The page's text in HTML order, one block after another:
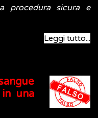
procedura sicura e
Leggi tutto...
una